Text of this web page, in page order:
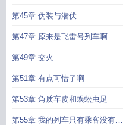
得可怕
第45章 伪装与潜伏
第47章 原来是飞雷号列车啊
第49章 交火
第51章 有点可惜了啊
第53章 角质车皮和蜈蚣虫足
第55章 我的列车只有乘客没有奴